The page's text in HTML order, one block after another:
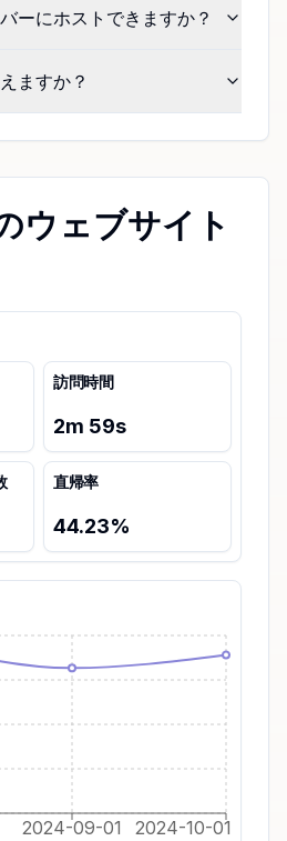
ーにホストできますか？
ますか？
ウェブサイト
訪問時間
2m 59s
直帰率
44.23%
2024-09-01 2024-10-01